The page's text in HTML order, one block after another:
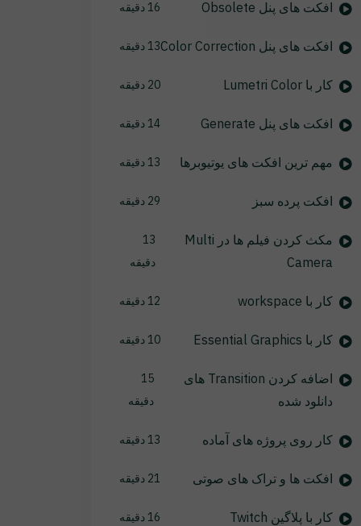
افکت های پنل Obsolete 16 دقیقه
افکت های پنل Color Correction 13 دقیقه
کار با Lumetri Color 20 دقیقه
افکت های پنل Generate 14 دقیقه
مهم ترین افکت های یوتیوبرها 13 دقیقه
افکت پرده سبز 29 دقیقه
مکث کردن فیلم ها در Multi
Camera
13
دقیقه
کار با workspace 12 دقیقه
کار با Essential Graphics 10 دقیقه
اضافه کردن Transition های
دانلود شده
15
دقیقه
کار روی پروژه های آماده 13 دقیقه
افکت ها و تراک های صوتی 21 دقیقه
کار با پلاگین Twitch 16 دقیقه